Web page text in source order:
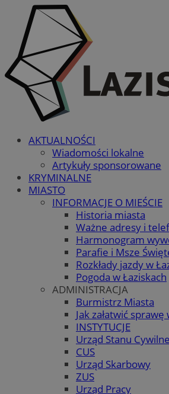
AKTUALNOŚCI
Wiadomości lokalne
Artykuły sponsorowane
KRYMINALNE
MIASTO
INFORMACJE O MIEŚCIE
Historia miasta
Ważne adresy i
Harmonogram
Parafie i Msze
Rozkłady jazdy w
Pogoda w Łaziskach
ADMINISTRACJA
Burmistrz Miasta
Jak załatwić
INSTYTUCJE
Urząd Stanu
CUS
Urząd Skarbowy
ZUS
Urząd Pracy